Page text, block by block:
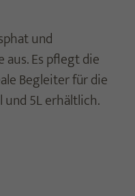
und
Es pflegt die
Begleiter für die
5L erhältlich.